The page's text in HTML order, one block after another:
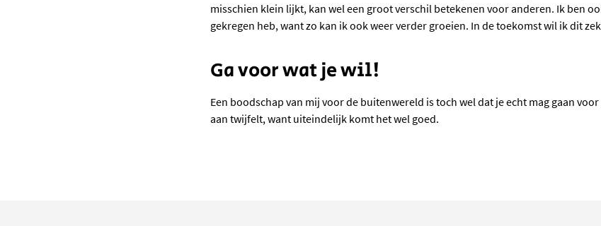
misschien klein lijkt, kan wel een groot verschil betekenen voor anderen. Ik ben
gekregen heb, want zo kan ik ook weer verder groeien. In de toekomst wil ik dit
Ga voor wat je wil!
Een boodschap van mij voor de buitenwereld is toch wel dat je echt mag gaan
aan twijfelt, want uiteindelijk komt het wel goed.